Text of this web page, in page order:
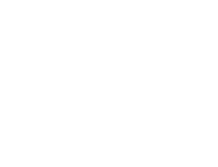
Hilfestellung und
(konex)